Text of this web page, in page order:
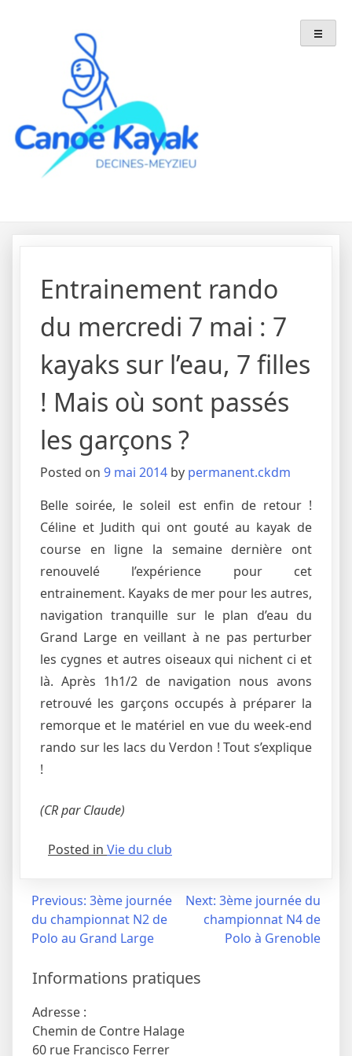
Entrainement rando
du mercredi 7 mai : 7
kayaks sur l’eau, 7 filles
! Mais où sont passés
les garçons ?
Posted on 9 mai 2014 by permanent.ckdm
Belle soirée, le soleil est enfin de retour !
Céline et Judith qui ont gouté au kayak de
course en ligne la semaine dernière ont
renouvelé l’expérience pour cet
entrainement. Kayaks de mer pour les autres,
navigation tranquille sur le plan d’eau du
Grand Large en veillant à ne pas perturber
les cygnes et autres oiseaux qui nichent ci et
là. Après 1h1/2 de navigation nous avons
retrouvé les garçons occupés à préparer la
remorque et le matériel en vue du week-end
rando sur les lacs du Verdon ! Tout s’explique
!
(CR par Claude)
Posted in Vie du club
Navigation
Previous: 3ème journée
du championnat N2 de
Polo au Grand Large
Next: 3ème journée du
championnat N4 de
Polo à Grenoble
Informations pratiques
Adresse :
Chemin de Contre Halage
60 rue Francisco Ferrer